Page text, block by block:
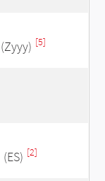
(Zyyy) [5]
(ES) [2]